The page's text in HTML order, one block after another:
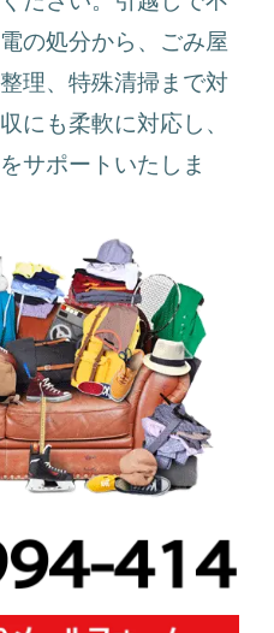
の処分から、ごみ屋
理、特殊清掃まで対
にも柔軟に対応し、
サポートいたしま